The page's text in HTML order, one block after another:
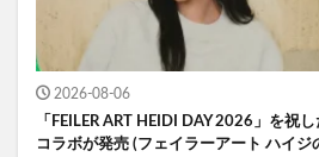
2026-08-06
「FEILER ART HEIDI DAY 2026」を祝
コラボが発売 (フェイラーアート ハイジ